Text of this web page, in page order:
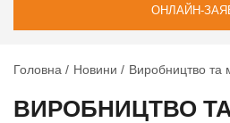
ОНЛАЙН-
Головна Новини Виробництво та
ВИРОБНИЦТВО